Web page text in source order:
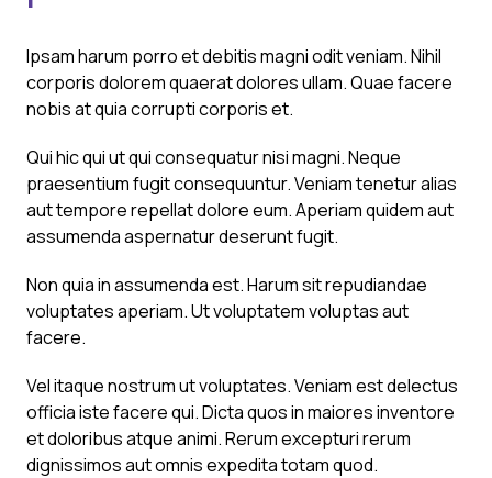
Ipsam harum porro et debitis magni odit veniam. Nihil
corporis dolorem quaerat dolores ullam. Quae facere
nobis at quia corrupti corporis et.
Qui hic qui ut qui consequatur nisi magni. Neque
praesentium fugit consequuntur. Veniam tenetur alias
aut tempore repellat dolore eum. Aperiam quidem aut
assumenda aspernatur deserunt fugit.
Non quia in assumenda est. Harum sit repudiandae
voluptates aperiam. Ut voluptatem voluptas aut
facere.
Vel itaque nostrum ut voluptates. Veniam est delectus
officia iste facere qui. Dicta quos in maiores inventore
et doloribus atque animi. Rerum excepturi rerum
dignissimos aut omnis expedita totam quod.